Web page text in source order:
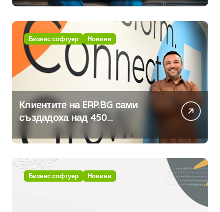
Бизнес софтуер Новини
Клиентите на ERP.BG сами
създадоха над 450
приложения за ERP системата
с помощта на вградения в нея
изкуствен интелект
Бизнес софтуер Новини